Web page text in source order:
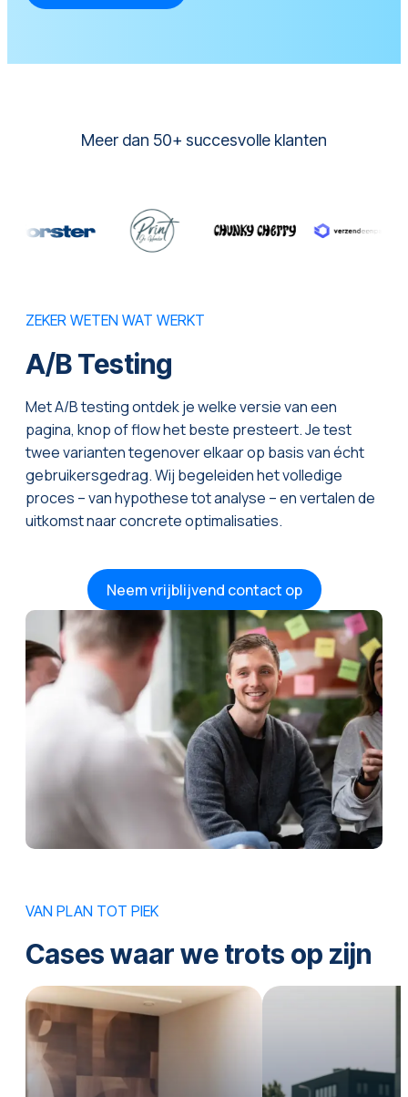
Meer dan 50+ succesvolle klanten
ZEKER WETEN WAT WERKT
A/B Testing
Met A/B testing ontdek je welke versie van een
pagina, knop of flow het beste presteert. Je test
twee varianten tegenover elkaar op basis van écht
gebruikersgedrag. Wij begeleiden het volledige
proces – van hypothese tot analyse – en vertalen de
uitkomst naar concrete optimalisaties.
Neem vrijblijvend contact op
VAN PLAN TOT PIEK
Cases waar we trots op zijn